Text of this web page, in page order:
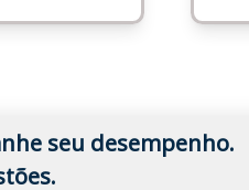
seu desempenho.